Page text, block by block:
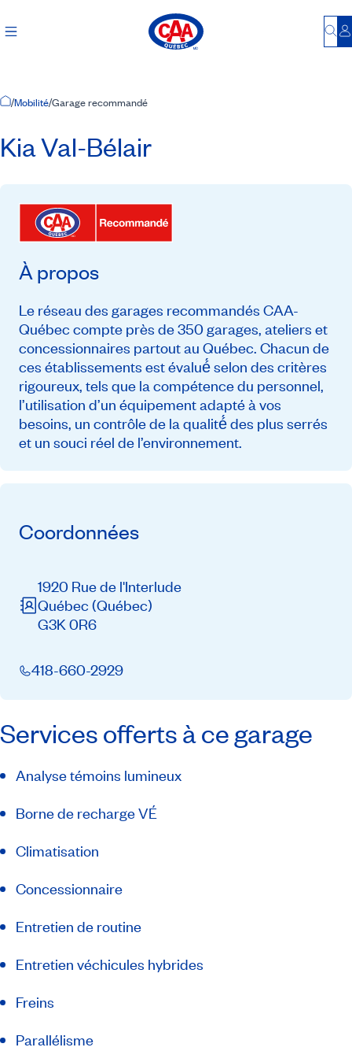
Accueil
/Mobilité/Garage recommandé
Kia Val-Bélair
À propos
Le réseau des garages recommandés CAA-
Québec compte près de 350 garages, ateliers et
concessionnaires partout au Québec. Chacun de
ces établissements est évalué́ selon des critères
rigoureux, tels que la compétence du personnel,
l’utilisation d’un équipement adapté à vos
besoins, un contrôle de la qualité́ des plus serrés
et un souci réel de l’environnement.
Coordonnées
1920 Rue de l'Interlude
Québec (Québec)
G3K 0R6
418-660-2929
Services offerts à ce garage
Analyse témoins lumineux
Borne de recharge VÉ
Climatisation
Concessionnaire
Entretien de routine
Entretien véchicules hybrides
Freins
Parallélisme